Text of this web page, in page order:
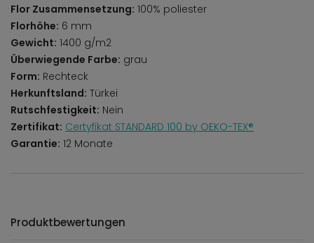
Flor Zusammensetzung: 100% poliester
Florhöhe: 6 mm
Gewicht: 1400 g/m2
Überwiegende Farbe: grau
Form: Rechteck
Herkunftsland: Türkei
Rutschfestigkeit: Nein
Zertifikat: Certyfikat STANDARD 100 by OEKO-TEX®
Garantie: 12 Monate
Produktbewertungen